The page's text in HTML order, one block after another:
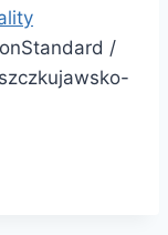
Standard /
kujawsko-